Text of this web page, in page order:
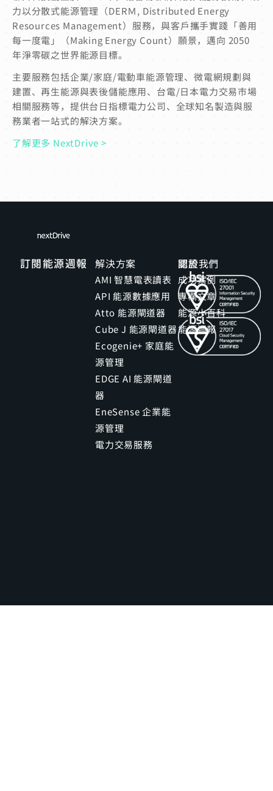
力以分散式能源管理（DERＭ, Distributed Energy
Resources Management）服務，與客戶攜手實踐「善用
每一度電」（Making Energy Count）願景，邁向 2050
年淨零碳之世界能源目標。
主要服務包括企業/家庭/電動車能源管理、微電網規劃與
建置、再生能源與表後儲能應用、台電/日本電力交易市場
相關服務等，提供台日指標電力公司、全球知名製造與服
務業者一站式的解決方案。
了解更多 NextDrive >
訂閱能源週報 解決方案
AMI 智慧電表讀表
API 能源數據應用
Atto 能源閘道器
Cube J 能源閘道器
Ecogenie+ 家庭能
源管理
EDGE AI 能源閘道
器
EneSense 企業能
源管理
電力交易服務
關於我們
成功案例
專欄文章
能源小百科
能源週報
認證